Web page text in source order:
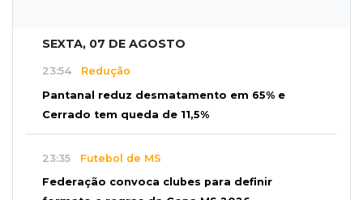
SEXTA, 07 DE AGOSTO
23:54 Redução
Pantanal reduz desmatamento em 65% e
Cerrado tem queda de 11,5%
23:35 Futebol de MS
Federação convoca clubes para definir